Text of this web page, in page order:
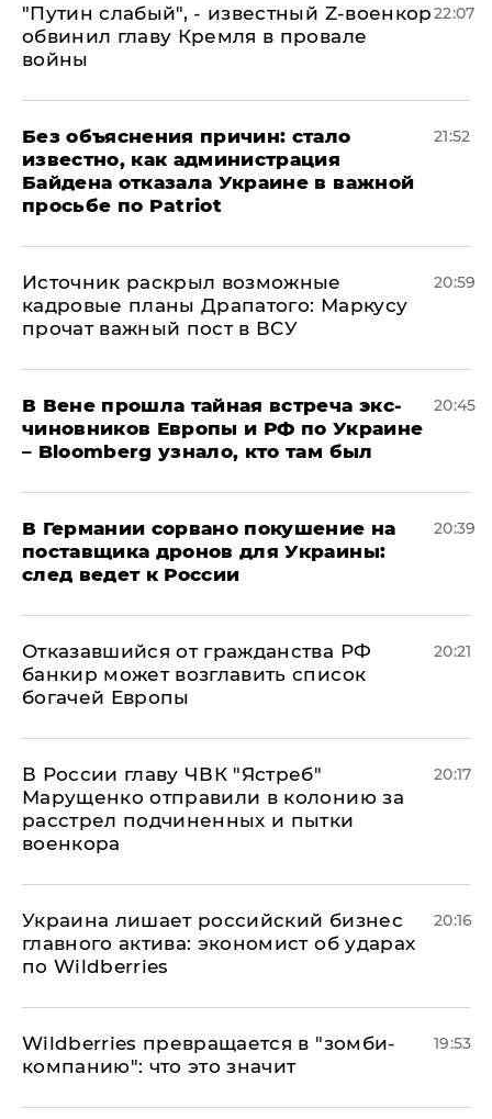
​"Путин слабый", - известный Z-военкор
обвинил главу Кремля в провале
войны
22:07
Без объяснения причин: стало
известно, как администрация
Байдена отказала Украине в важной
просьбе по Patriot
21:52
​Источник раскрыл возможные
кадровые планы Драпатого: Маркусу
прочат важный пост в ВСУ
20:59
В Вене прошла тайная встреча экс-
чиновников Европы и РФ по Украине
– Bloomberg узнало, кто там был
20:45
​В Германии сорвано покушение на
поставщика дронов для Украины:
след ведет к России
20:39
Отказавшийся от гражданства РФ
банкир может возглавить список
богачей Европы
20:21
В России главу ЧВК "Ястреб"
Марущенко отправили в колонию за
расстрел подчиненных и пытки
военкора
20:17
​Украина лишает российский бизнес
главного актива: экономист об ударах
по Wildberries
20:16
Wildberries превращается в "зомби-
компанию": что это значит
19:53